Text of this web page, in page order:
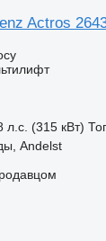
Actros
л.с. (315 кВт)
Andelst